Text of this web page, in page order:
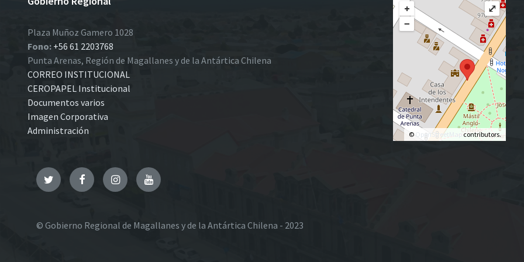
Plaza Muñoz Gamero 1028
Fono: +56 61 2203768
Punta Arenas, Región de Magallanes y de la Antártica Chilena
CORREO INSTITUCIONAL
CEROPAPEL Institucional
Documentos varios
Imagen Corporativa
Administración
+
−
© OpenStreetMapcontributors.
⤢
TwitterFacebookInstagramYouTube
© Gobierno Regional de Magallanes y de la Antártica Chilena - 2023